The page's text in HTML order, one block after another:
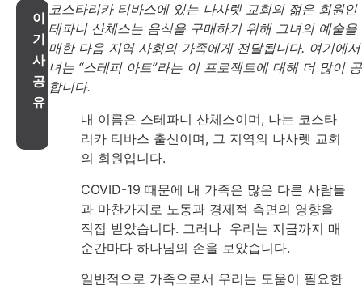
이
기
사
공
유
코스타리카 티바스에 있는 나사렛 교회의 젊은 회원인
테파니 산체스는 음식을 구매하기 위해 그녀의 예술을
매한 다음 지역 사회의 가족에게 전달됩니다. 여기에
녀는 “스테피 아트”라는 이 프로젝트에 대해 더 많이
합니다.
내 이름은 스테파니 산체스이며, 나는 코스타
리카 티바스 출신이며, 그 지역의 나사렛 교회
의 회원입니다.
COVID-19 때문에 내 가족은 많은 다른 사람들
과 마찬가지로 노동과 경제적 측면의 영향을
직접 받았습니다. 그러나 우리는 지금까지 매
순간마다 하나님의 손을 보았습니다.
일반적으로 가족으로서 우리는 도움이 필요한